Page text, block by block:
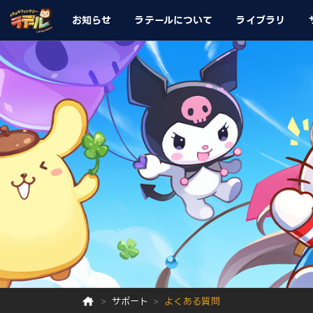
お知らせ ラテールについて ライブラリ
サポート よくある質問